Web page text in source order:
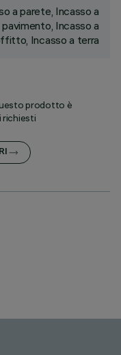
a parete, Incasso a
pavimento, Incasso a
Incasso a terra
prodotto è
richiesti